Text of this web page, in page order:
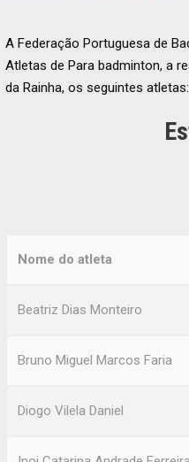
A Federação Portuguesa de
Atletas de Para badminton, a
da Rainha, os seguintes atletas:
Nome do atleta
Beatriz Dias Monteiro
Bruno Miguel Marcos Faria
Diogo Vilela Daniel